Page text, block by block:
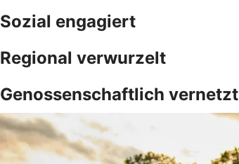
Sozial engagiert
Regional verwurzelt
Genossenschaftlich vernetzt